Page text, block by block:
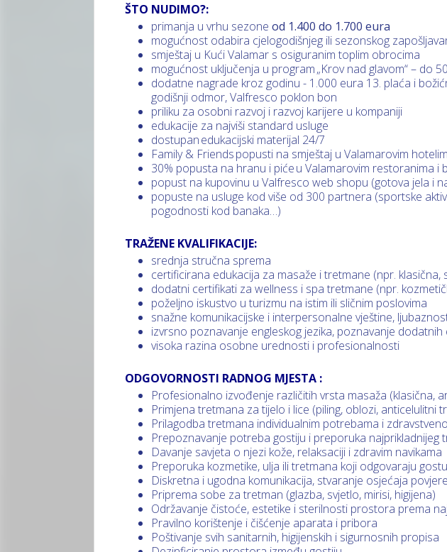
ŠTO NUDIMO?:
primanja u vrhu sezoneod 1.400 do 1.700 eura
mogućnost odabira cjelogodišnjeg ili sezonskog
smještaj u Kući Valamar s osiguranim toplim obrocima
mogućnost uključenja u program „Krov nad glavom“ – do
dodatne nagrade kroz godinu - 1.000 eura 13. plaća i
godišnji odmor, Valfresco poklon bon
priliku za osobni razvoj i razvoj karijere u kompaniji
edukacije za najviši standard usluge
dostupan edukacijski materijal 24/7
Family & Friends popusti na smještaj u Valamarovim
30% popusta na hranu i piće u Valamarovim restoranima i
popust na kupovinu u Valfresco web shopu (gotova jela i
popuste na usluge kod više od 300 partnera (sportske
pogodnosti kod banaka…)
TRAŽENE KVALIFIKACIJE:
srednja stručna sprema
certificirana edukacija za masaže i tretmane (npr.
dodatni certifikati za wellness i spa tretmane (npr.
poželjno iskustvo u turizmu na istim ili sličnim poslovima
snažne komunikacijske i interpersonalne vještine,
izvrsno poznavanje engleskog jezika, poznavanje
visoka razina osobne urednosti i profesionalnosti
ODGOVORNOSTI RADNOG MJESTA :
Profesionalno izvođenje različitih vrsta masaža (klasična,
Primjena tretmana za tijelo i lice (piling, oblozi, anticelulitni
Prilagodba tretmana individualnim potrebama i
Prepoznavanje potreba gostiju i preporuka najprikladnijeg
Davanje savjeta o njezi kože, relaksaciji i zdravim navikama
Preporuka kozmetike, ulja ili tretmana koji odgovaraju gostu
Diskretna i ugodna komunikacija, stvaranje osjećaja
Priprema sobe za tretman (glazba, svjetlo, mirisi, higijena)
Održavanje čistoće, estetike i sterilnosti prostora prema
Pravilno korištenje i čišćenje aparata i pribora
Poštivanje svih sanitarnih, higijenskih i sigurnosnih propisa